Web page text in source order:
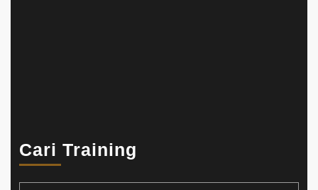
Cari Training